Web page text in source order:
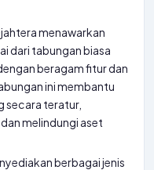
menawarkan
dari tabungan biasa
beragam fitur dan
ini membantu
secara teratur,
melindungi aset
berbagai jenis